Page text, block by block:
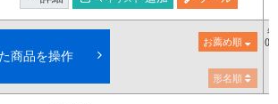
商品を操作
お薦め順
希
()
形名順